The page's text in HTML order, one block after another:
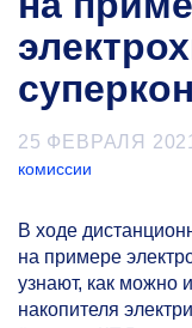
25 ФЕВРАЛЯ
комиссии
В ходе
на примере
узнают, как можно
накопителя